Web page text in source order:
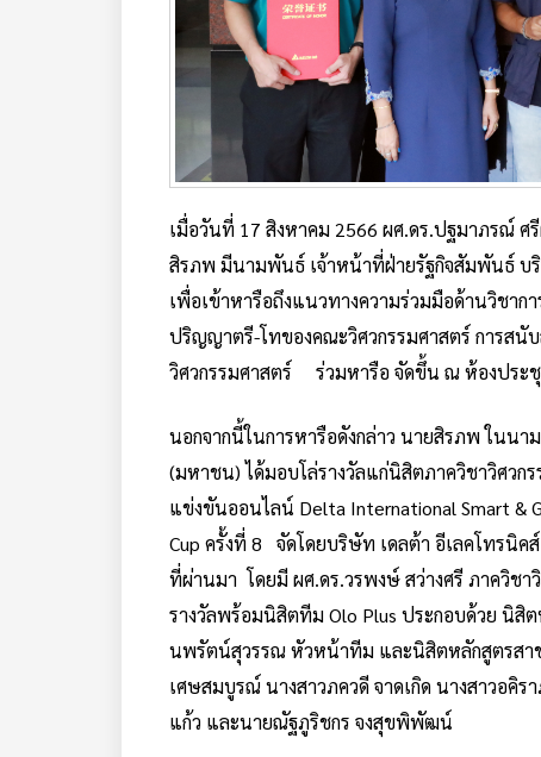
เมื่อวันที่ 17 สิงหาคม 2566 ผศ.ดร.ปฐมาภรณ์
สิรภพ มีนามพันธ์ เจ้าหน้าที่ฝ่ายรัฐกิจสัมพันธ์ บ
เพื่อเข้าหารือถึงแนวทางความร่วมมือด้านวิชา
ปริญญาตรี-โทของคณะวิศวกรรมศาสตร์ การสนั
วิศวกรรมศาสตร์ ร่วมหารือ จัดขึ้น ณ ห้องประ
นอกจากนี้ในการหารือดังกล่าว นายสิรภพ ในน
(มหาชน) ได้มอบโล่รางวัลแก่นิสิตภาควิชาวิศวกร
แข่งขันออนไลน์ Delta International Smart &
Cup ครั้งที่ 8 จัดโดยบริษัท เดลต้า อีเลคโทรนิ
ที่ผ่านมา โดยมี ผศ.ดร.วรพงษ์ สว่างศรี ภาควิชา
รางวัลพร้อมนิสิตทีม Olo Plus ประกอบด้วย นิสิ
นพรัตน์สุวรรณ หัวหน้าทีม และนิสิตหลักสูตรสา
เศษสมบูรณ์ นางสาวภควดี จาดเกิด นางสาวอคิ
แก้ว และนายณัฐภูริชกร จงสุขพิพัฒน์